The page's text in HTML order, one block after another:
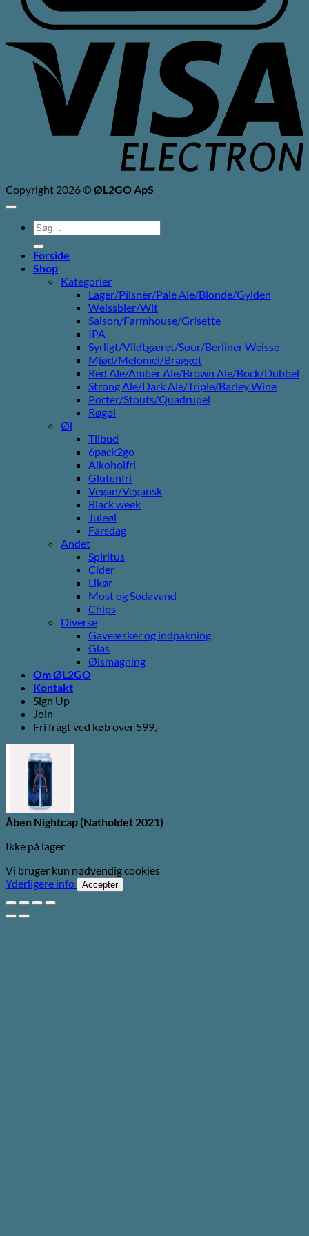
Copyright 2026 ©ØL2GO ApS
Søg
efter:
Forside
Shop
Kategorier
Lager/Pilsner/Pale Ale/Blonde/Gylden
Weissbier/Wit
Saison/Farmhouse/Grisette
IPA
Syrligt/Vildtgæret/Sour/Berliner Weisse
Mjød/Melomel/Braggot
Red Ale/Amber Ale/Brown Ale/Bock/Dubbel
Strong Ale/Dark Ale/Triple/Barley Wine
Porter/Stouts/Quadrupel
Røgøl
Øl
Tilbud
6pack2go
Alkoholfri
Glutenfri
Vegan/Vegansk
Black week
Juleøl
Farsdag
Andet
Spiritus
Cider
Likør
Most og Sodavand
Chips
Diverse
Gaveæsker og indpakning
Glas
Ølsmagning
Om ØL2GO
Kontakt
Sign Up
Join
Fri fragt ved køb over 599,-
Åben Nightcap (Natholdet 2021)
Ikke på lager
Vi bruger kun nødvendig cookies
Yderligere info
Accepter